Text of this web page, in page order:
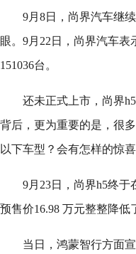
9月8日，尚界汽车继
眼。9月22日，尚界汽车
151036台。
还未正式上市，尚界
背后，更为重要的是，很
以下车型？会有怎样的惊喜
9月23日，尚界h5终于
预售价16.98 万元整整降
当日，鸿蒙智行方面